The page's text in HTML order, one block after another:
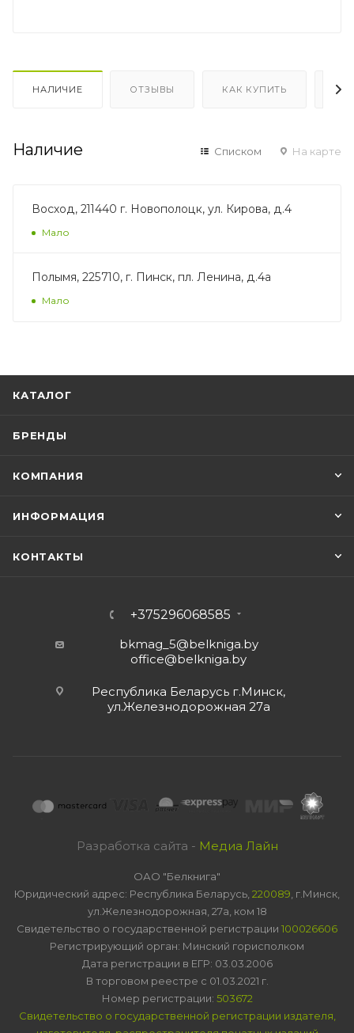
НАЛИЧИЕ ОТЗЫВЫ КАК КУПИТЬ
Наличие Списком На карте
Восход, 211440 г. Новополоцк, ул. Кирова, д.4
Мало
Полымя, 225710, г. Пинск, пл. Ленина, д.4а
Мало
КАТАЛОГ
БРЕНДЫ
КОМПАНИЯ
ИНФОРМАЦИЯ
КОНТАКТЫ
+375296068585
bkmag_5@belkniga.by
office@belkniga.by
Республика Беларусь г.Минск,
ул.Железнодорожная 27а
Разработка сайта - Медиа Лайн
ОАО "Белкнига"
Юридический адрес: Республика Беларусь, 220089 , г.Минск,
ул.Железнодорожная, 27а, ком 18
Свидетельство о государственной регистрации 100026606
Регистрирующий орган: Минский горисполком
Дата регистрации в ЕГР: 03.03.2006
В торговом реестре с 01.03.2021 г.
Номер регистрации: 503672
Свидетельство о государственной регистрации издателя,